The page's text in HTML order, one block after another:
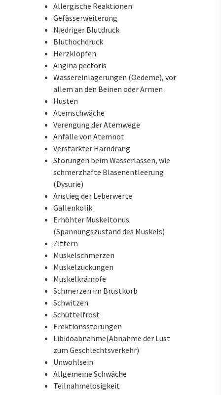
Allergische Reaktionen
Gefässerweiterung
Niedriger Blutdruck
Bluthochdruck
Herzklopfen
Angina pectoris
Wassereinlagerungen (Oedeme), vor
allem an den Beinen oder Armen
Husten
Atemschwäche
Verengung der Atemwege
Anfälle von Atemnot
Verstärkter Harndrang
Störungen beim Wasserlassen, wie
schmerzhafte Blasenentleerung
(Dysurie)
Anstieg der Leberwerte
Gallenkolik
Erhöhter Muskeltonus
(Spannungszustand des Muskels)
Zittern
Muskelschmerzen
Muskelzuckungen
Muskelkrämpfe
Schmerzen im Brustkorb
Schwitzen
Schüttelfrost
Erektionsstörungen
Libidoabnahme(Abnahme der Lust
zum Geschlechtsverkehr)
Unwohlsein
Allgemeine Schwäche
Teilnahmelosigkeit